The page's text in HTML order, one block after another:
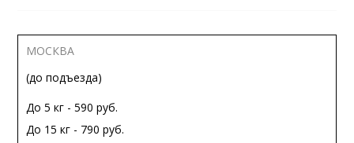
МОСКВА
(до подъезда)
До 5 кг - 590 руб.
До 15 кг - 790 руб.